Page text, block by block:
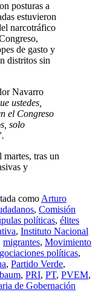
posturas a
estuvieron
narcotráfico
de gasto y
distritos sin
Navarro
ustedes,
el Congreso
solo
martes, tras un
y
comoArturo
, Comisión
políticas, élites
, Instituto Nacional
migrantes, Movimiento
políticas,
, Partido Verde,
, PRI, PT, PVEM,
de Gobernación